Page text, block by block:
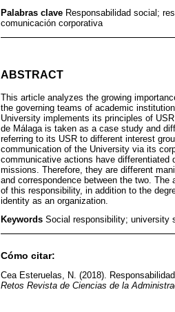
Palabras clave Responsabilidad social;
comunicación corporativa
ABSTRACT
This article analyzes the growing
the governing teams of academic
University implements its principles of
de Málaga is taken as a case study and
referring to its USR to different interest
communication of the University via its
communicative actions have differentiated
missions. Therefore, they are different
and correspondence between the two.
of this responsibility, in addition to the
identity as an organization.
Keywords Social responsibility; university
Cómo citar:
Cea Esteruelas, N. (2018).
Retos Revista de Ciencias de la